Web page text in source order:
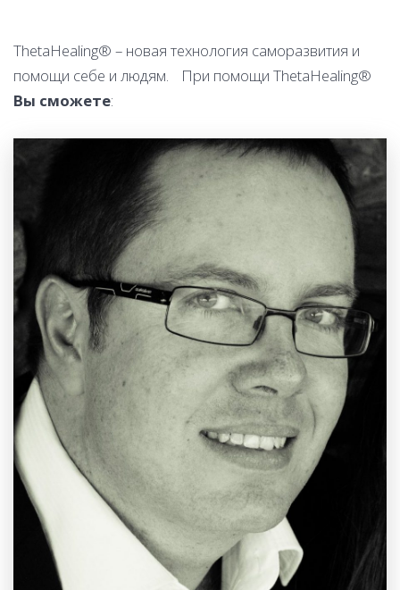
ThetaHealing® – новая технология саморазвития и
помощи себе и людям. При помощи ThetaHealing®
Вы сможете: